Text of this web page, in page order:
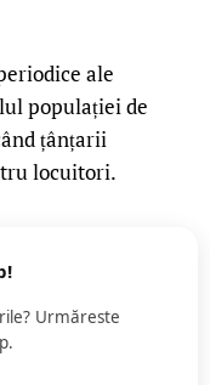
ale
populației de
țânțarii
locuitori.
Urmăreste